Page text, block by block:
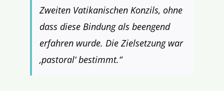
Zweiten Vatikanischen Konzils, ohne
dass diese Bindung als beengend
erfahren wurde. Die Zielsetzung war
‚pastoral‘ bestimmt.“